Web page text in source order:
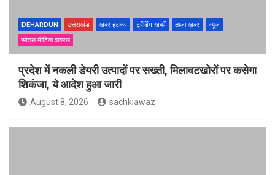
DEHARDUN उत्तराखंड खबर हटकर ट्रेंडिंग खबरें ताज़ा ख़बर
न्यूज़
सोशल मीडिया वायरल
प्रदेश में नकली डेयरी उत्पादों पर सख्ती, मिलावटखोरों पर कसेगा
शिकंजा, ये आदेश हुआ जारी
August 8, 2026 sachkiawaz